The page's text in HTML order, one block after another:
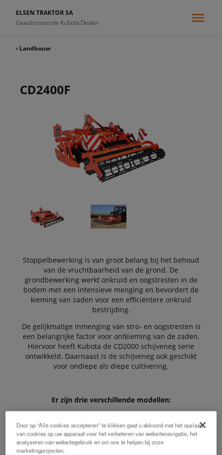
ELSEN TRAKTOR SA
Geautoriseerde Kubota Dealer
‹ Landbouw
CD2400F
Stoppelbewerking is van groot belang bij het behoud
van de vruchtbaarheid van de grond. De
grondbewerking werkt onkruid en oogstresten in de
bodem met een intensieve menging en bevordert de
kieming van zaden voor een efficiëntere onkruid
bestrijding.
De gelijkmatige inmenging van stro- en oogstresten is
een belangrijke factor voor ontkieming van de zaden.
Hiervoor heeft Kubota de CD2000 schijveneg serie
ontwikkeld. Daarnaast is de schijveneg ook geschikt
voor ondiepe als diepe cultivering.
Er zijn drie verschillende modellen:
CD2000 star frame gedragen
Door op “Alle cookies accepteren” te klikken gaat u akkoord met het opslaan
van cookies op uw apparaat voor het verbeteren van websitenavigatie, het
analyseren van websitegebruik en om ons te helpen bij onze
marketingprojecten.